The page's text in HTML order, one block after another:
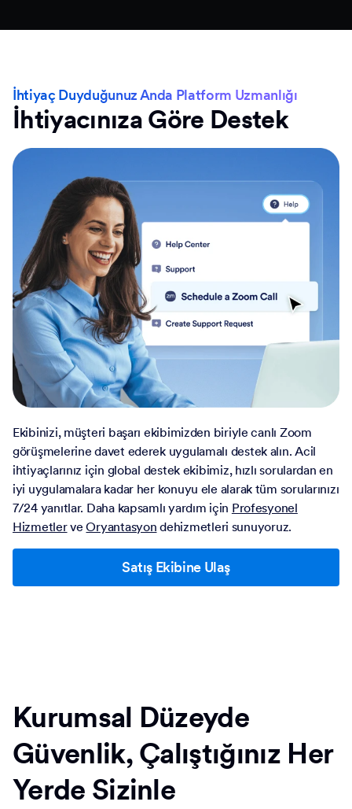
İhtiyaç Duyduğunuz Anda Platform Uzmanlığı
İhtiyacınıza Göre Destek
Ekibinizi, müşteri başarı ekibimizden biriyle canlı Zoom
görüşmelerine davet ederek uygulamalı destek alın. Acil
ihtiyaçlarınız için global destek ekibimiz, hızlı sorulardan en
iyi uygulamalara kadar her konuyu ele alarak tüm sorularınızı
7/24 yanıtlar. Daha kapsamlı yardım için Profesyonel
HizmetlerveOryantasyon dehizmetleri sunuyoruz.
Satış Ekibine Ulaş
Kurumsal Düzeyde
Güvenlik, Çalıştığınız Her
Yerde Sizinle